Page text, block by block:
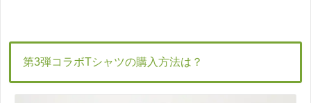
第3弾コラボTシャツの購入方法は？